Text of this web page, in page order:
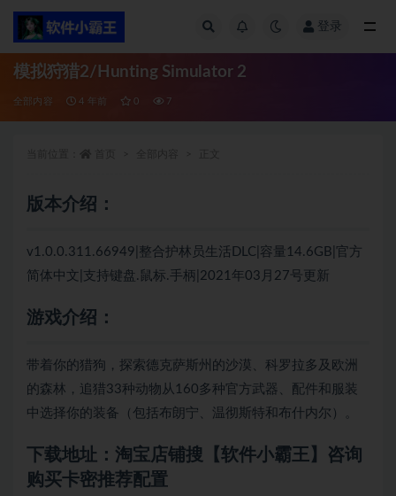
登录
模拟狩猎2/Hunting Simulator 2
全部内容 4 年前 0 7
版本介绍：
v1.0.0.311.66949|整合护林员生活DLC|容量14.6GB|官方
简体中文|支持键盘.鼠标.手柄|2021年03月27号更新
游戏介绍：
带着你的猎狗，探索德克萨斯州的沙漠、科罗拉多及欧洲
的森林，追猎33种动物从160多种官方武器、配件和服装
中选择你的装备（包括布朗宁、温彻斯特和布什内尔）。
下载地址：淘宝店铺搜【软件小霸王】咨询
购买卡密推荐配置